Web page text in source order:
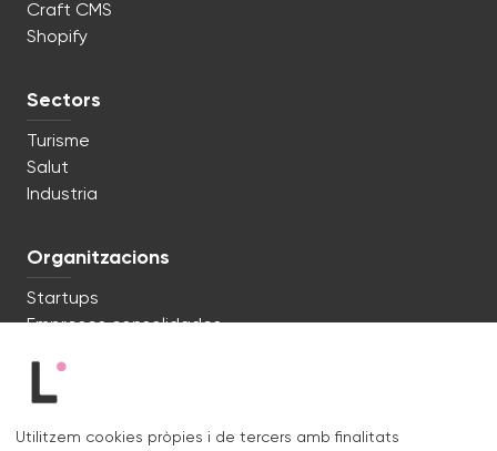
c/ Lluís Muntadas 8, 08035 Barcelona
Craft CMS
Shopify
Sectors
Turisme
Salut
Industria
Organitzacions
Startups
Empreses consolidades
Utilitzem cookies pròpies i de tercers amb finalitats